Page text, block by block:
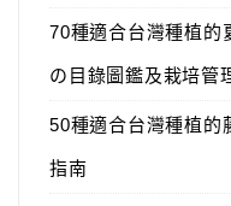
70種適合台灣種植的
の目錄圖鑑及栽培管
50種適合台灣種植的
指南